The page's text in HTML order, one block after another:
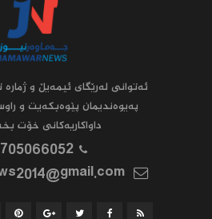
ئه‌توانى له‌رێگاى ئیمه‌یڵ و ژماره‌
په‌یوه‌ندیمان پێوه‌بکه‌یت و
داواکاریه‌کانى خۆت